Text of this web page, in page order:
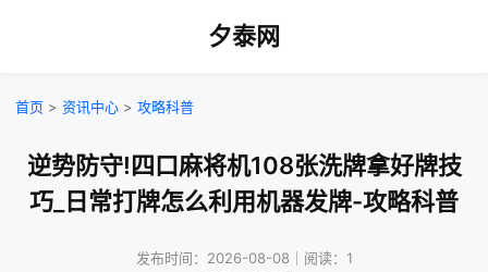
夕泰网
首页 > 资讯中心 > 攻略科普
逆势防守!四口麻将机108张洗牌拿好牌技
巧_日常打牌怎么利用机器发牌-攻略科普
发布时间：2026-08-08｜阅读：1